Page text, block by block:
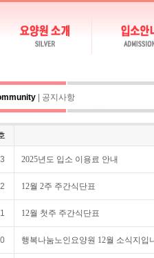
| 공지사항
2025년도 입소 이용료 안내
12월 2주 주간식단표
12월 첫주 주간식단표
행복나눔노인요양원 12월 소식지입